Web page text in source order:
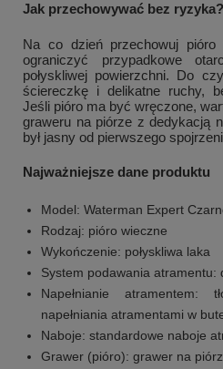
Jak przechowywać bez ryzyka?
Na co dzień przechowuj
ograniczyć przypadkowe
połyskliwej powierzchni. Do
ściereczkę i delikatne ruchy,
Jeśli pióro ma być wręczone,
graweru na piórze z dedykacją
był jasny od pierwszego
Najważniejsze dane produktu
Model: Waterman Expert
Rodzaj: pióro wieczne
Wykończenie: połyskliwa laka
System podawania atramentu:
Napełnianie atramentem:
napełniania atramentami w
Naboje: standardowe naboje
Grawer (pióro): grawer na